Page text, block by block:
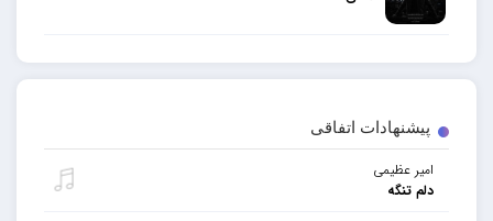
پیشنهادات اتفاقی
امیر عظیمی
دلم تنگه